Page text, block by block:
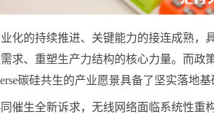
化的持续推进、关键能力的接连成熟，
求、重塑生产力结构的核心力量。而政
碳硅共生的产业愿景具备了坚实落地基
催生全新诉求，无线网络面临系统性重